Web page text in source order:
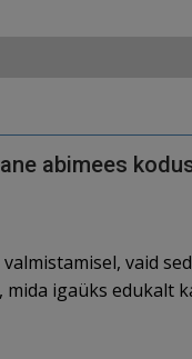
abimees
vaid
igaüks edukalt